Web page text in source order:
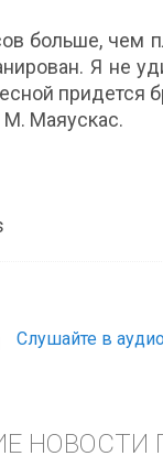
больше, чем
Я не
придется
М. Маяускас.
Слушайте в
НОВОСТИ